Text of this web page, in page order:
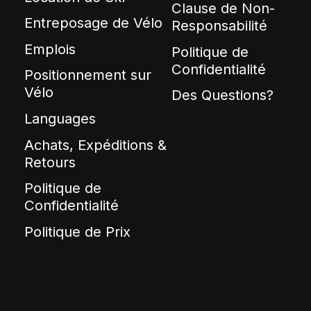
Entreposage de Vélo
Emplois
Positionnement sur
Vélo
Languages
Achats, Expéditions &
Retours
Politique de
Confidentialité
Politique de Prix
Clause de Non-
Responsabilité
Politique de
Confidentialité
Des Questions?